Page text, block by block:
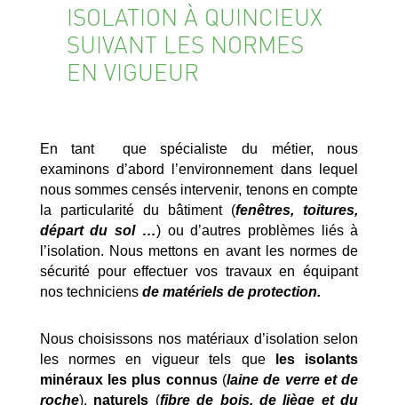
ISOLATION À QUINCIEUX
SUIVANT LES NORMES
EN VIGUEUR
En tant que spécialiste du métier, nous
examinons d’abord l’environnement dans lequel
nous sommes censés intervenir, tenons en compte
la particularité du bâtiment (fenêtres, toitures,
départ du sol …) ou d’autres problèmes liés à
l’isolation. Nous mettons en avant les normes de
sécurité pour effectuer vos travaux en équipant
nos techniciens de matériels de protection.
Nous choisissons nos matériaux d’isolation selon
les normes en vigueur tels queles isolants
minéraux les plus connus(laine de verre et de
roche), naturels (fibre de bois, de liège et du